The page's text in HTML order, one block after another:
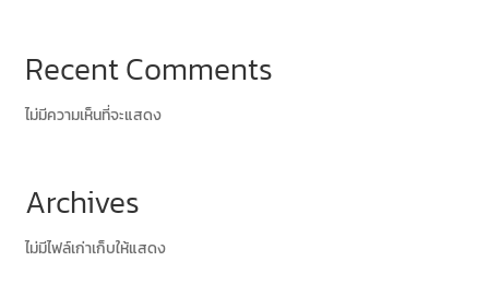
Recent Comments
ไม่มีความเห็นที่จะแสดง
Archives
ไม่มีไฟล์เก่าเก็บให้แสดง